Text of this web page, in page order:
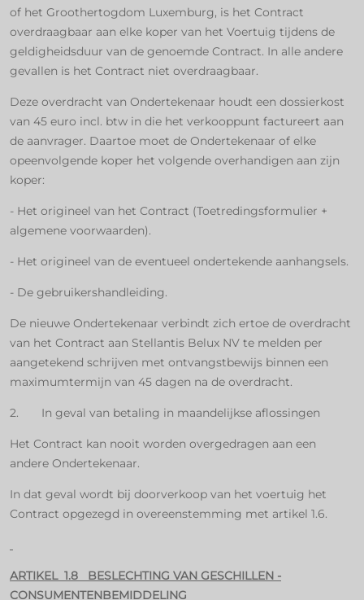
of het Groothertogdom Luxemburg, is het Contract
overdraagbaar aan elke koper van het Voertuig tijdens de
geldigheidsduur van de genoemde Contract. In alle andere
gevallen is het Contract niet overdraagbaar.
Deze overdracht van Ondertekenaar houdt een dossierkost
van 45 euro incl. btw in die het verkooppunt factureert aan
de aanvrager. Daartoe moet de Ondertekenaar of elke
opeenvolgende koper het volgende overhandigen aan zijn
koper:
- Het origineel van het Contract (Toetredingsformulier +
algemene voorwaarden).
- Het origineel van de eventueel ondertekende aanhangsels.
- De gebruikershandleiding.
De nieuwe Ondertekenaar verbindt zich ertoe de overdracht
van het Contract aan Stellantis Belux NV te melden per
aangetekend schrijven met ontvangstbewijs binnen een
maximumtermijn van 45 dagen na de overdracht.
2. In geval van betaling in maandelijkse aflossingen
Het Contract kan nooit worden overgedragen aan een
andere Ondertekenaar.
In dat geval wordt bij doorverkoop van het voertuig het
Contract opgezegd in overeenstemming met artikel 1.6.
ARTIKEL 1.8 BESLECHTING VAN GESCHILLEN -
CONSUMENTENBEMIDDELING